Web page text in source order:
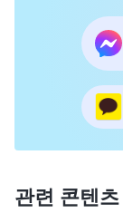
없었습니다.
쳐 주시고 이끌
어느 날, 저
무슨 의미겠
관련 콘텐츠